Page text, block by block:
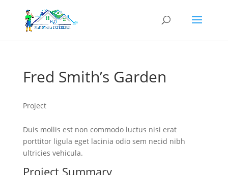
Fred Smith’s Garden
Project
Duis mollis est non commodo luctus nisi erat
porttitor ligula eget lacinia odio sem necid nibh
ultricies vehicula.
Project Summary